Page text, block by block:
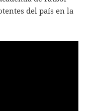
del país en la